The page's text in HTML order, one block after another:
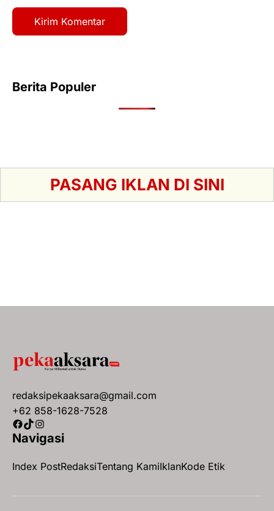
Berita Populer
PASANG IKLAN DI SINI
redaksipekaaksara@gmail.com
+62 858-1628-7528
Facebook
TikTok
Instagram
Navigasi
Index PostRedaksiTentang KamiIklanKode Etik